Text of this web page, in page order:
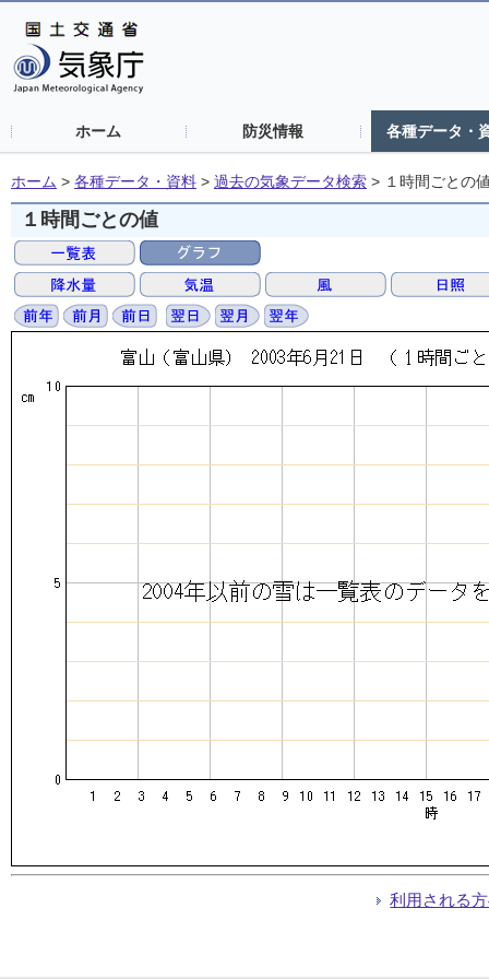
ホーム 防災情報 各種データ・
ホーム > 各種データ・資料 > 過去の気象データ検索 > １時間ごとの
１時間ごとの値
利用される